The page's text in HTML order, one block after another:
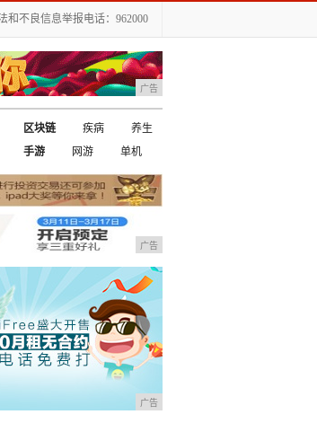
和不良信息举报电话：962000
广告
区块链 疾病
养生
手游
网游 单机
广告
广告